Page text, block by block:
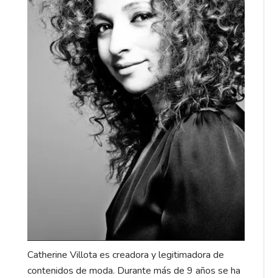
Catherine Villota es creadora y legitimadora de
contenidos de moda. Durante más de 9 años se ha